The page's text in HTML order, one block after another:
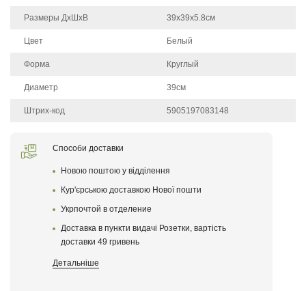
Размеры ДхШхВ 39х39х5.8см
Цвет Белый
Форма Круглый
Диаметр 39см
Штрих-код 5905197083148
Написать отзыв
После того как ваш отзыв пройдет модерацию, он
появится на сайте
Поставте оценку товару
Способи доставки
Новою поштою у відділення
Кур'єрською доставкою Нової пошти
Укрпочтой в отделениe
Доставка в пункти видачі Розетки, вартість
доставки 49 гривень
Детальніше